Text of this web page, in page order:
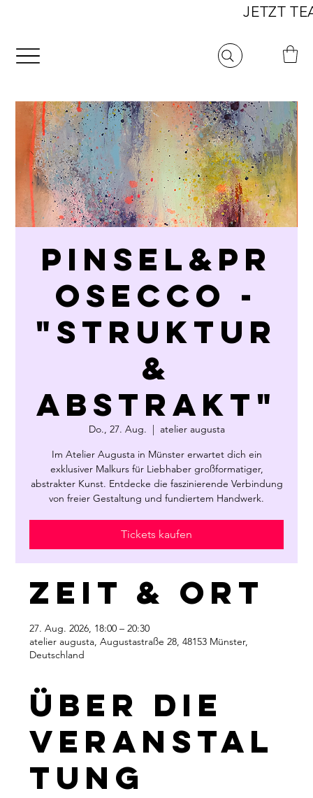
PINSEL&PR
OSECCO -
"Struktur
&
Abstrakt"
Do., 27. Aug.
  |
atelier augusta
Im Atelier Augusta in Münster erwartet dich ein
exklusiver Malkurs für Liebhaber großformatiger,
abstrakter Kunst. Entdecke die faszinierende Verbindung
von freier Gestaltung und fundiertem Handwerk.
Tickets kaufen
Zeit & Ort
27. Aug. 2026, 18:00 – 20:30
atelier augusta, Augustastraße 28, 48153 Münster,
Deutschland
Über die
Veranstal
tung